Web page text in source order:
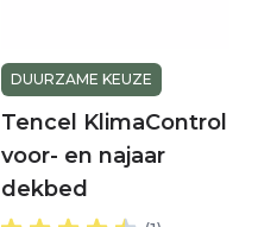
DUURZAME KEUZE
Tencel KlimaControl
voor- en najaar
dekbed